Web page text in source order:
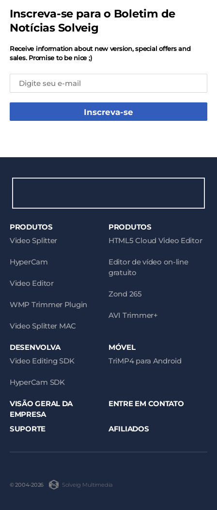
Inscreva-se para o Boletim de
Notícias Solveig
Receive information about new version, special offers and
sales. Promise to be nice ;)
Inscreva-se
PRODUTOS
Video Splitter
HyperCam
Video Editor
WMP Trimmer Plugin
Video Splitter MAC
PRODUTOS
HTML5 Cloud Video Editor
Editor de vídeo on-line
gratuito
Zond 265
AVI Trimmer+
DESENVOLVA
Video Editing SDK
HyperCam SDK
MÓVEL
TriMP4 para Android
VISÃO GERAL DA
EMPRESA
ENTRE EM CONTATO
SUPORTE AFILIADOS
© 2004-2026 Solveig Multimedia